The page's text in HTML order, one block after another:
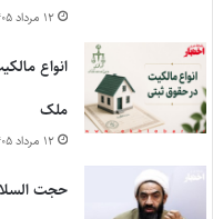
۱۲ مرداد ۱۴۰۵
ملک
۱۲ مرداد ۱۴۰۵
حجت